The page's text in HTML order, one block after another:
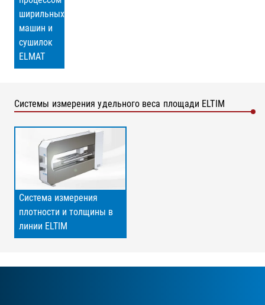
ширильных
машин и
сушилок
ELMAT
Системы измерения удельного веса площади ELTIM
Система измерения
плотности и толщины в
линии ELTIM